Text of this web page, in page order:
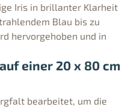
Iris in brillanter Klarheit
Blau bis zu
hervorgehoben und in
einer 20 x 80 cm
bearbeitet, um die